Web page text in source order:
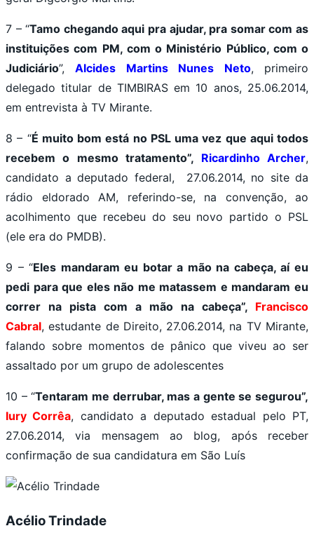
7 – “Tamo chegando aqui pra ajudar, pra somar com as
instituições com PM, com o Ministério Público, com o
Judiciário”,Alcides Martins Nunes Neto, primeiro
delegado titular de TIMBIRAS em 10 anos, 25.06.2014,
em entrevista à TV Mirante.
8 – “É muito bom está no PSL uma vez que aqui todos
recebem o mesmo tratamento”, Ricardinho Archer,
candidato a deputado federal, 27.06.2014, no site da
rádio eldorado AM, referindo-se, na convenção, ao
acolhimento que recebeu do seu novo partido o PSL
(ele era do PMDB).
9 – “Eles mandaram eu botar a mão na cabeça, aí eu
pedi para que eles não me matassem e mandaram eu
correr na pista com a mão na cabeça”, Francisco
Cabral, estudante de Direito, 27.06.2014, na TV Mirante,
falando sobre momentos de pânico que viveu ao ser
assaltado por um grupo de adolescentes
10 – “Tentaram me derrubar, mas a gente se segurou”,
Iury Corrêa, candidato a deputado estadual pelo PT,
27.06.2014, via mensagem ao blog, após receber
confirmação de sua candidatura em São Luís
Acélio Trindade